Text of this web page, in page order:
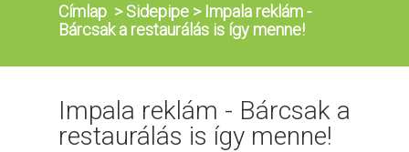
Címlap >Sidepipe > Impala reklám -
Bárcsak a restaurálás is így menne!
Impala reklám - Bárcsak a
restaurálás is így menne!